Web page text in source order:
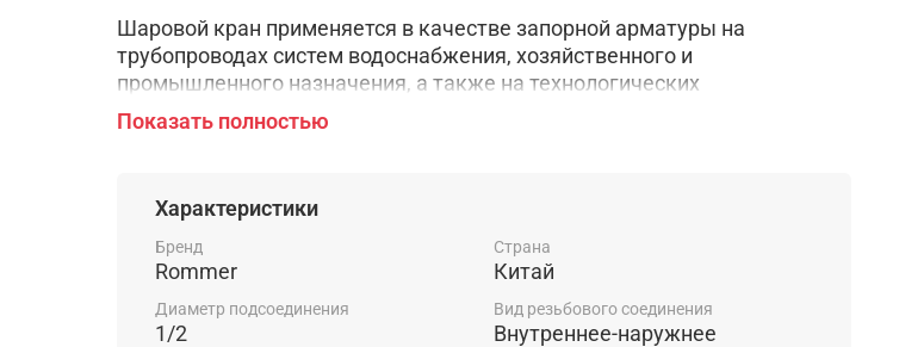
Шаровой кран применяется в качестве запорной арматуры на
трубопроводах систем водоснабжения, хозяйственного и
промышленного назначения, а также на технологических
трубопроводах, транспортирующих жидкости, не агрессивные к
материалам крана. Основные среды применения: холодное и горячее
не допускается.
Показать полностью
Характеристики
Бренд
Rommer
Страна
Китай
Диаметр подсоединения
1/2
Вид резьбового соединения
Внутреннее-наружнее